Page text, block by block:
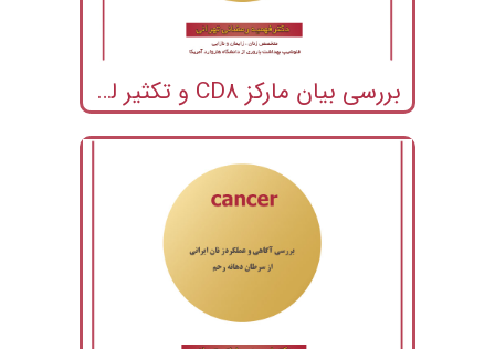
بررسی بیان مارکز CD8 و تکثیر لمفوسیت های خون محیطی